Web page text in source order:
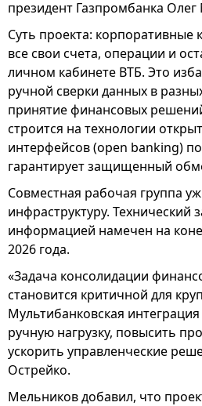
президент Газпромбанка
Суть проекта: корпоративные
все свои счета, операции и
личном кабинете ВТБ. Это
ручной сверки данных в
принятие финансовых
строится на технологии
интерфейсов (open banking)
гарантирует защищенный
Совместная рабочая группа
инфраструктуру. Технический
информацией намечен на
2026 года.
«Задача консолидации
становится критичной для
Мультибанковская
ручную нагрузку, повысить
ускорить управленческие
Острейко.
Мельников добавил, что